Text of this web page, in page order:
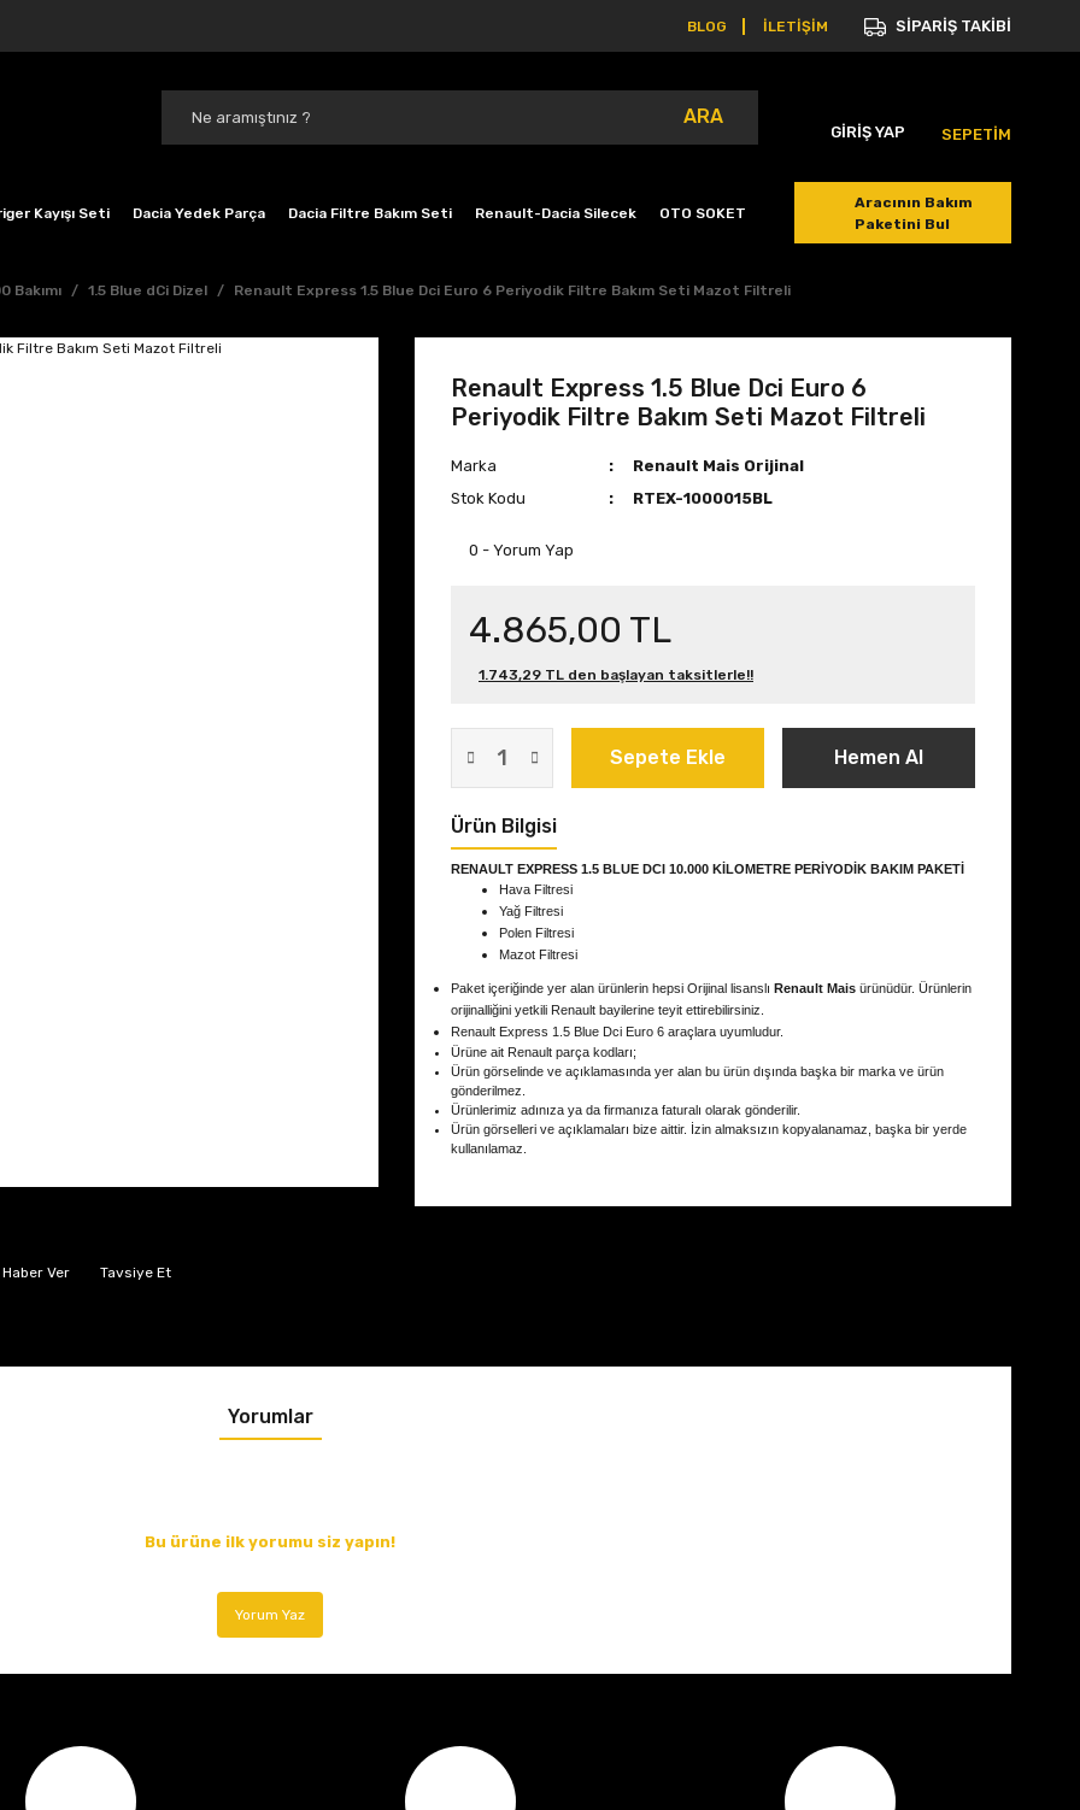
BLOG İLETİŞİM SİPARİŞ TAKİBİ
ARA
GİRİŞ YAP SEPETİM
Kayışı Seti Dacia Yedek Parça Dacia Filtre Bakım Seti Renault-Dacia Silecek OTO SOKET
Aracının Bakım
Paketini Bul
Bakımı 1.5 Blue dCi Dizel Renault Express 1.5 Blue Dci Euro 6 Periyodik Filtre Bakım Seti Mazot Filtreli
Ver Tavsiye Et
Renault Express 1.5 Blue Dci Euro 6
Periyodik Filtre Bakım Seti Mazot Filtreli
Marka
Renault Mais Orijinal
Stok Kodu
RTEX-1000015BL
0 - Yorum Yap
4.865,00 TL
1.743,29 TL den başlayan taksitlerle!!
Sepete Ekle Hemen Al
Ürün Bilgisi
RENAULT EXPRESS 1.5 BLUE DCI 10.000 KİLOMETRE PERİYODİK BAKIM PAKETİ
Hava Filtresi
Yağ Filtresi
Polen Filtresi
Mazot Filtresi
Paket içeriğinde yer alan ürünlerin hepsi Orijinal lisanslı Renault Mais ürünüdür. Ürünlerin
orijinalliğini yetkili Renault bayilerine teyit ettirebilirsiniz.
Renault Express 1.5 Blue Dci Euro 6 araçlara uyumludur.
Ürüne ait Renault parça kodları;
Ürün görselinde ve açıklamasında yer alan bu ürün dışında başka bir marka ve ürün
gönderilmez.
Ürünlerimiz adınıza ya da firmanıza faturalı olarak gönderilir.
Ürün görselleri ve açıklamaları bize aittir. İzin almaksızın kopyalanamaz, başka bir yerde
kullanılamaz.
Yorumlar
Bu ürüne ilk yorumu siz yapın!
Yorum Yaz